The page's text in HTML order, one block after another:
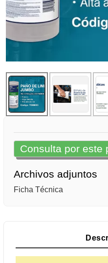
Consulta por este
Archivos adjuntos
Ficha Técnica